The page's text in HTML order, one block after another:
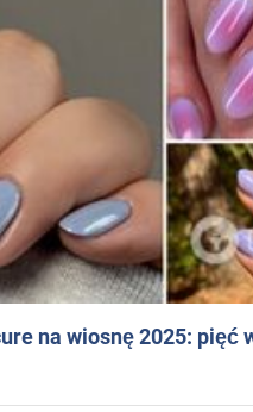
na wiosnę 2025: pięć